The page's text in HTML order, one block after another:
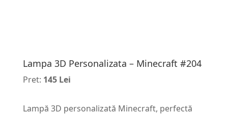
Lampa 3D Personalizata – Minecraft #204
Pret: 145 Lei
Lampă 3D personalizată Minecraft, perfectă